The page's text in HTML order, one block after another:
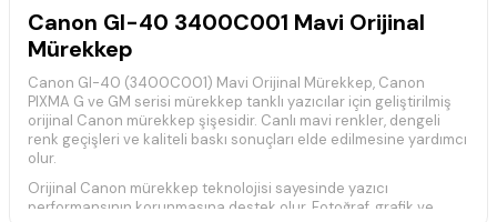
Canon GI-40 3400C001 Mavi Orijinal
Mürekkep
Canon GI-40 (3400C001) Mavi Orijinal Mürekkep, Canon
PIXMA G ve GM serisi mürekkep tanklı yazıcılar için geliştirilmiş
orijinal Canon mürekkep şişesidir. Canlı mavi renkler, dengeli
renk geçişleri ve kaliteli baskı sonuçları elde edilmesine yardımcı
olur.
Orijinal Canon mürekkep teknolojisi sayesinde yazıcı
performansının korunmasına destek olur. Fotoğraf, grafik ve